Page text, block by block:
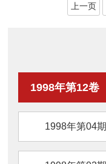
上一页
1998年第12卷
1998年第04期